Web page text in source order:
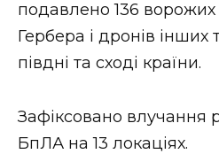
подавлено 136
Гербера і дронів інших
півдні та сході країни.
Зафіксовано влучання
БпЛА на 13 локаціях.